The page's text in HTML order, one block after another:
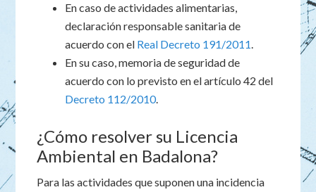
En caso de actividades alimentarias,
declaración responsable sanitaria de
acuerdo con el Real Decreto 191/2011.
En su caso, memoria de seguridad de
acuerdo con lo previsto en el artículo 42 del
Decreto 112/2010.
¿Cómo resolver su Licencia
Ambiental en Badalona?
Para las actividades que suponen una incidencia